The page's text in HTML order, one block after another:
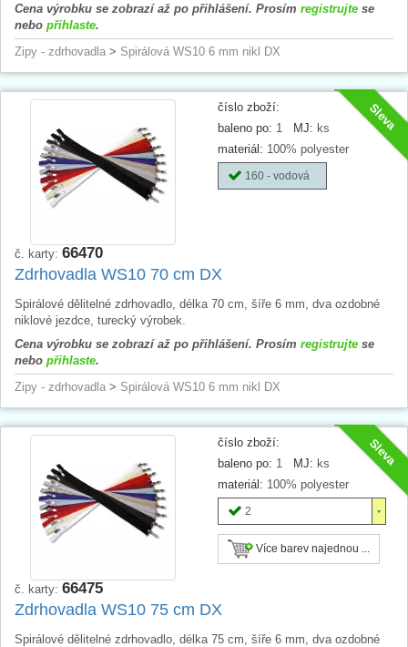
Cena výrobku se zobrazí až po přihlášení. Prosím registrujte se
nebo přihlaste.
Zipy - zdrhovadla > Spirálová WS10 6 mm nikl DX
Sleva
číslo zboží:
baleno po: 1 MJ: ks
materiál: 100% polyester
160 - vodová
č. karty: 66470
Zdrhovadla WS10 70 cm DX
Spirálové dělitelné zdrhovadlo, délka 70 cm, šíře 6 mm, dva ozdobné
niklové jezdce, turecký výrobek.
Cena výrobku se zobrazí až po přihlášení. Prosím registrujte se
nebo přihlaste.
Zipy - zdrhovadla > Spirálová WS10 6 mm nikl DX
Sleva
číslo zboží:
baleno po: 1 MJ: ks
materiál: 100% polyester
2
Více barev najednou ...
č. karty: 66475
Zdrhovadla WS10 75 cm DX
Spirálové dělitelné zdrhovadlo, délka 75 cm, šíře 6 mm, dva ozdobné